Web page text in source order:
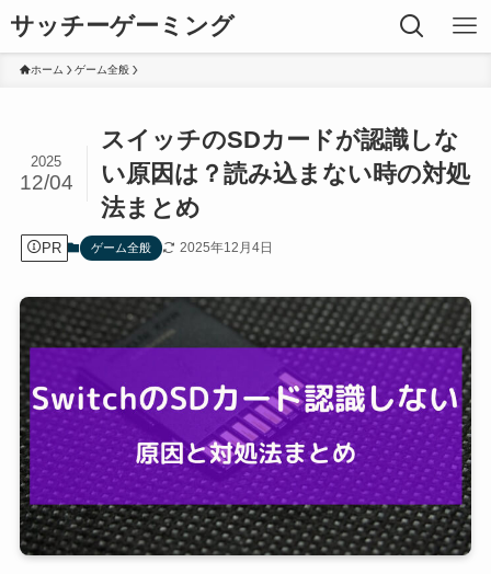
サッチーゲーミング
ホーム ゲーム全般
スイッチのSDカードが認識しな
い原因は？読み込まない時の対処
法まとめ
2025
12/04
PR ゲーム全般 2025年12月4日